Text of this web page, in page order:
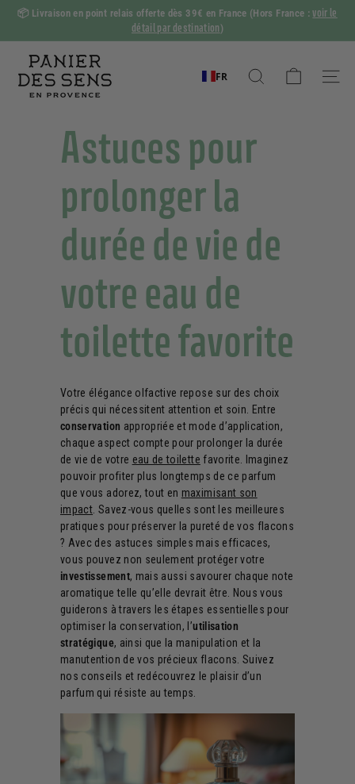
Passer
contenu
Diaporama
Pause
📦 Livraison en point relais offerte dès 39€ en France (Hors France :voir le
détail par destination )
a
FR
Rechercher
Astuces pour
prolonger la
durée de vie de
votre eau de
toilette favorite
Votre élégance olfactive repose sur des choix
précis qui nécessitent attention et soin. Entre
conservation appropriée et mode d’application,
chaque aspect compte pour prolonger la durée
de vie de votre eau de toilette favorite. Imaginez
pouvoir profiter plus longtemps de ce parfum
que vous adorez, tout en maximisant son
impact . Savez-vous quelles sont les meilleures
pratiques pour préserver la pureté de vos flacons
? Avec des astuces simples mais efficaces,
vous pouvez non seulement protéger votre
investissement, mais aussi savourer chaque note
aromatique telle qu’elle devrait être. Nous vous
guiderons à travers les étapes essentielles pour
optimiser la conservation, l’utilisation
stratégique, ainsi que la manipulation et la
manutention de vos précieux flacons. Suivez
nos conseils et redécouvrez le plaisir d’un
parfum qui résiste au temps.